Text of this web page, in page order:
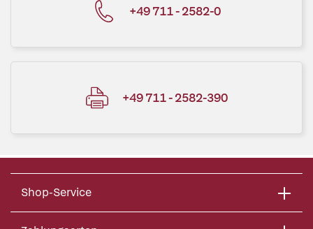
+49 711 - 2582-0
+49 711 - 2582-390
Shop-Service